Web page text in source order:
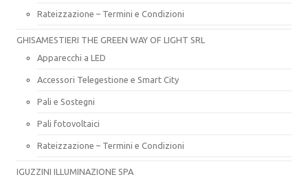
Rateizzazione – Termini e Condizioni
GHISAMESTIERI THE GREEN WAY OF LIGHT SRL
Apparecchi a LED
Accessori Telegestione e Smart City
Pali e Sostegni
Pali fotovoltaici
Rateizzazione – Termini e Condizioni
IGUZZINI ILLUMINAZIONE SPA